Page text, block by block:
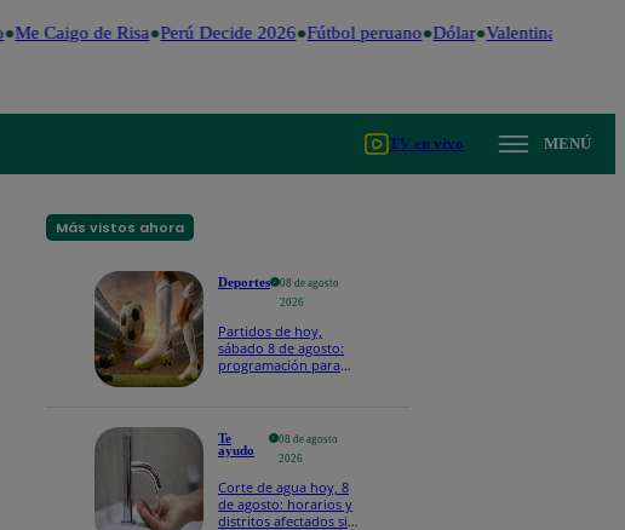
Me Caigo de Risa Perú Decide 2026 Fútbol peruano Dólar Valentina Valiente
TV en vivo MENÚ
Más vistos ahora
Deportes
08 de agosto
2026
Partidos de hoy,
sábado 8 de agosto:
programación para
Te
ayudo
08 de agosto
2026
Corte de agua hoy, 8
de agosto: horarios y
distritos afectados sin